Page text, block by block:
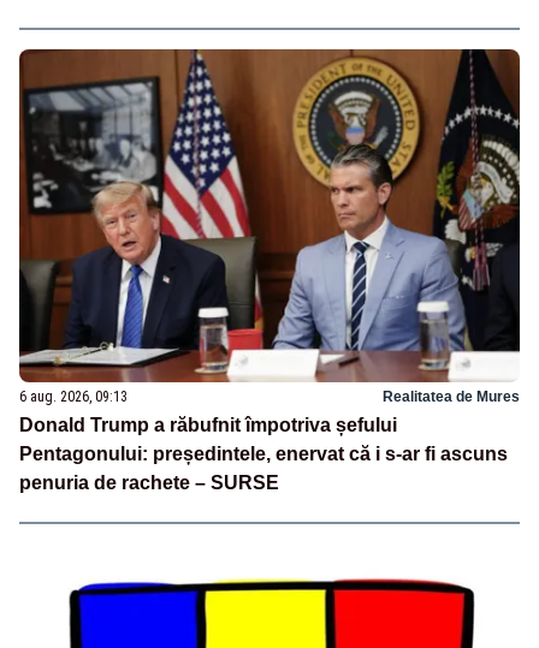
6 aug. 2026, 09:13 Realitatea de Mures
Donald Trump a răbufnit împotriva șefului
Pentagonului: președintele, enervat că i s-ar fi ascuns
penuria de rachete – SURSE